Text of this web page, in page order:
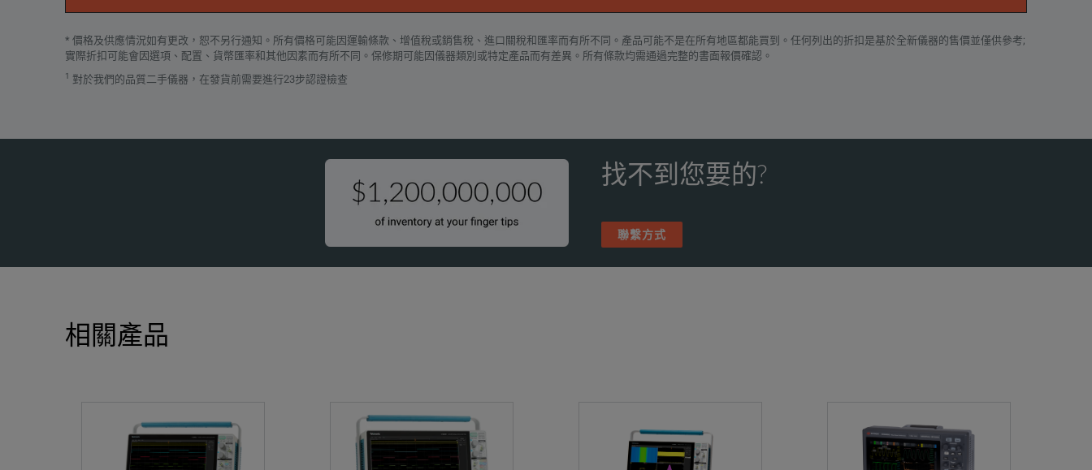
* 價格及供應情況如有更改，恕不另行通知。所有價格可能因運輸條款、增值稅或銷售稅、進口關稅和匯率而有所不同。產品可能不是在所有地區都能買到。任何列出的折扣是基於全新儀器的售價並僅供參考;
實際折扣可能會因選項、配置、貨幣匯率和其他因素而有所不同。保修期可能因儀器類別或特定產品而有差異。所有條款均需通過完整的書面報價確認。
1 對於我們的品質二手儀器，在發貨前需要進行23步認證檢查
找不到您要的?
聯繫方式
相關產品